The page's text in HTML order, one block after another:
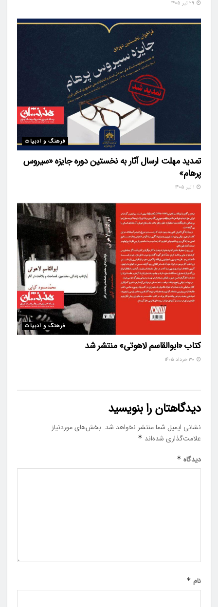
فرهنگ و ادبیات
تمدید مهلت ارسال آثار به نخستین دوره جایزه «سیروس
پرهام»
فرهنگ و ادبیات
کتاب «ابوالقاسم لاهوتی» منتشر شد
دیدگاهتان را بنویسید
نشانی ایمیل شما منتشر نخواهد شد. بخش‌های موردنیاز
علامت‌گذاری شده‌اند *
دیدگاه *
نام *